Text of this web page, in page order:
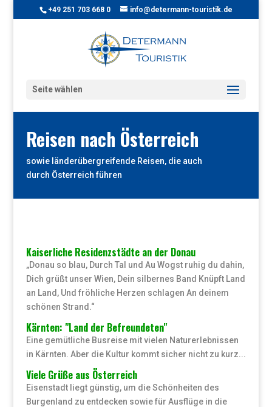
+49 251 703 668 0 info@determann-touristik.de
Seite wählen
Reisen nach Österreich
sowie länderübergreifende Reisen, die auch
durch Österreich führen
Kaiserliche Residenzstädte an der Donau
„Donau so blau, Durch Tal und Au Wogst ruhig du dahin,
Dich grüßt unser Wien, Dein silbernes Band Knüpft Land
an Land, Und fröhliche Herzen schlagen An deinem
schönen Strand.“
Kärnten: "Land der Befreundeten"
Eine gemütliche Busreise mit vielen Naturerlebnissen
in Kärnten. Aber die Kultur kommt sicher nicht zu kurz...
Viele Grüße aus Österreich
Eisenstadt liegt günstig, um die Schönheiten des
Burgenland zu entdecken sowie für Ausflüge in die